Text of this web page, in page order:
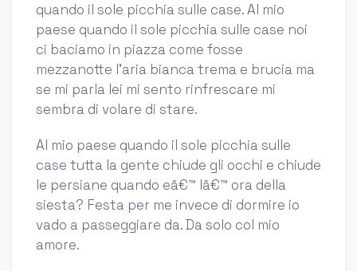
quando il sole picchia sulle case. Al mio
paese quando il sole picchia sulle case noi
ci baciamo in piazza come fosse
mezzanotte l'aria bianca trema e brucia ma
se mi parla lei mi sento rinfrescare mi
sembra di volare di stare.
Al mio paese quando il sole picchia sulle
case tutta la gente chiude gli occhi e chiude
le persiane quando eâ€™ lâ€™ ora della
siesta? Festa per me invece di dormire io
vado a passeggiare da. Da solo col mio
amore.